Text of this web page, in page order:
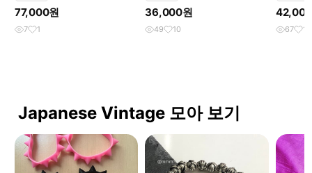
77,000원
7 1
36,000원
49 10 67 13
Japanese Vintage 모아 보기